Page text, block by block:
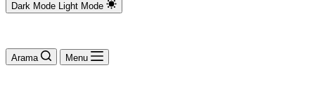
Dark Mode Light Mode
Arama Menu